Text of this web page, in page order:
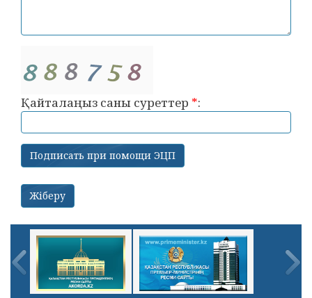
Қайталаңыз саны суреттер *: